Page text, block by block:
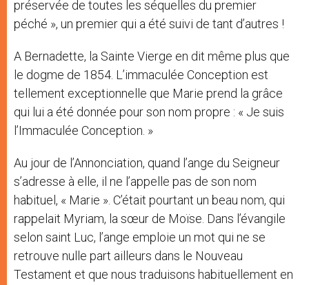
préservée de toutes les séquelles du premier
péché », un premier qui a été suivi de tant d’autres !
A Bernadette, la Sainte Vierge en dit même plus que
le dogme de 1854. L’immaculée Conception est
tellement exceptionnelle que Marie prend la grâce
qui lui a été donnée pour son nom propre : « Je suis
l’Immaculée Conception. »
Au jour de l’Annonciation, quand l’ange du Seigneur
s’adresse à elle, il ne l’appelle pas de son nom
habituel, « Marie ». C’était pourtant un beau nom, qui
rappelait Myriam, la sœur de Moïse. Dans l’évangile
selon saint Luc, l’ange emploie un mot qui ne se
retrouve nulle part ailleurs dans le Nouveau
Testament et que nous traduisons habituellement en